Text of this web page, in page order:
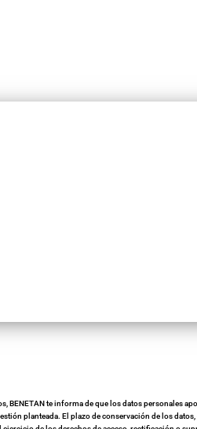
te informa de que los datos personales
planteada. El plazo de conservación de los datos,